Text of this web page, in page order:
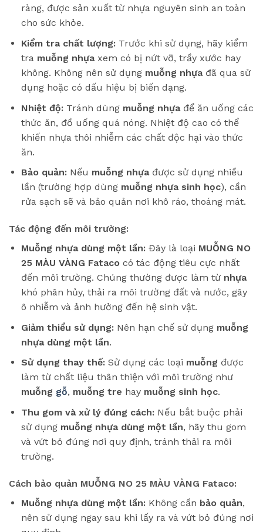
ràng, được sản xuất từ nhựa nguyên sinh an toàn
cho sức khỏe.
Kiểm tra chất lượng:Trước khi sử dụng, hãy kiểm
tra muỗng nhựaxem có bị nứt vỡ, trầy xước hay
không. Không nên sử dụng muỗng nhựađã qua sử
dụng hoặc có dấu hiệu bị biến dạng.
Nhiệt độ:Tránh dùng muỗng nhựađể ăn uống các
thức ăn, đồ uống quá nóng. Nhiệt độ cao có thể
khiến nhựa thôi nhiễm các chất độc hại vào thức
ăn.
Bảo quản:Nếu muỗng nhựađược sử dụng nhiều
lần (trường hợp dùng muỗng nhựa sinh học), cần
rửa sạch sẽ và bảo quản nơi khô ráo, thoáng mát.
Tác động đến môi trường:
Muỗng nhựa dùng một lần:Đây là loại MUỖNG NO
25 MÀU VÀNG Fatacocó tác động tiêu cực nhất
đến môi trường. Chúng thường được làm từ nhựa
khó phân hủy, thải ra môi trường đất và nước, gây
ô nhiễm và ảnh hưởng đến hệ sinh vật.
Giảm thiểu sử dụng:Nên hạn chế sử dụng muỗng
nhựa dùng một lần.
Sử dụng thay thế:Sử dụng các loại muỗng được
làm từ chất liệu thân thiện với môi trường như
muỗng gỗ, muỗng tre hay muỗng sinh học.
Thu gom và xử lý đúng cách:Nếu bắt buộc phải
sử dụng muỗng nhựa dùng một lần, hãy thu gom
và vứt bỏ đúng nơi quy định, tránh thải ra môi
trường.
Cách bảo quản MUỖNG NO 25 MÀU VÀNG Fataco:
Muỗng nhựa dùng một lần:Không cần bảo quản,
nên sử dụng ngay sau khi lấy ra và vứt bỏ đúng nơi